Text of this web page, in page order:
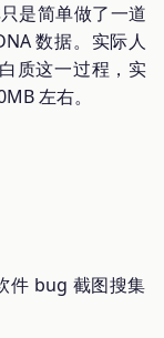
是简单做了一道
数据。实际人
质这一过程，实
左右。
件 bug 截图搜集